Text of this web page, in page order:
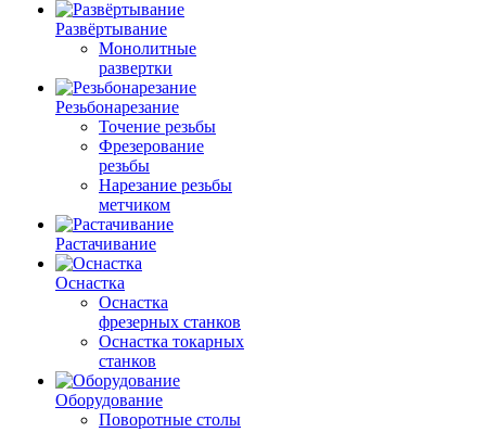
Развёртывание
Монолитные
развертки
Резьбонарезание
Точение резьбы
Фрезерование
резьбы
Нарезание резьбы
метчиком
Растачивание
Оснастка
Оснастка
фрезерных станков
Оснастка токарных
станков
Оборудование
Поворотные столы